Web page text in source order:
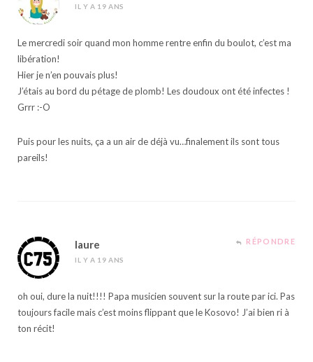
IL Y A 19 ANS
Le mercredi soir quand mon homme rentre enfin du boulot, c’est ma
libération!
Hier je n’en pouvais plus!
J’étais au bord du pétage de plomb! Les doudoux ont été infectes !
Grrr :-O
Puis pour les nuits, ça a un air de déjà vu…finalement ils sont tous
pareils!
laure
IL Y A 19 ANS
RÉPONDRE
oh oui, dure la nuit!!!! Papa musicien souvent sur la route par ici. Pas
toujours facile mais c’est moins flippant que le Kosovo! J’ai bien ri à
ton récit!